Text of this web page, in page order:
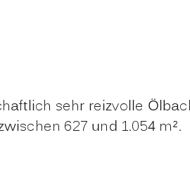
sehr reizvolle
627 und 1.054 m².